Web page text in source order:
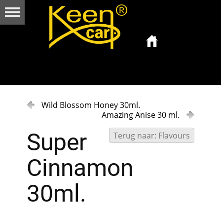
Wild Blossom Honey 30ml.
Amazing Anise 30 ml.
Terug naar: Flavours
Super
Cinnamon
30ml.